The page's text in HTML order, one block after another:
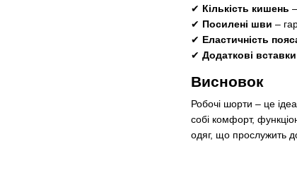
✔ Кількість кишень
✔ Посилені шви –
✔ Еластичність
✔ Додаткові вставки
Висновок
Робочі шорти – це
собі комфорт,
одяг, що прослужить